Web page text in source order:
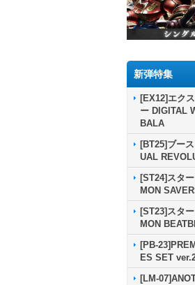
新弾特集
[EX12]エク
ー DIGITAL
BALA
[BT25]ブー
UAL
[ST24]スタ
MON
[ST23]スタ
MON
[PB-
ES SET
[LM-